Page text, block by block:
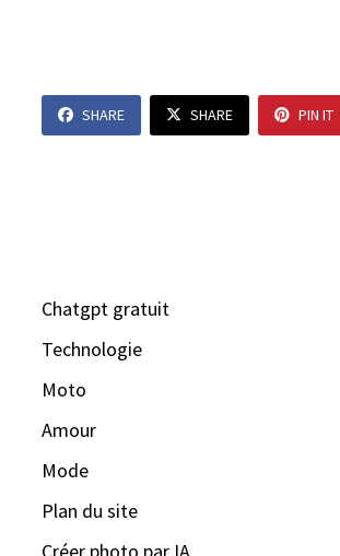
SHARE SHARE PIN IT
Chatgpt gratuit
Technologie
Moto
Amour
Mode
Plan du site